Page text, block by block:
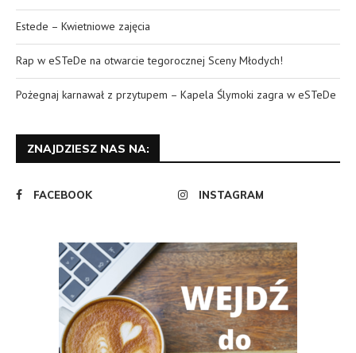
Estede – Kwietniowe zajęcia
Rap w eSTeDe na otwarcie tegorocznej Sceny Młodych!
Pożegnaj karnawał z przytupem – Kapela Ślymoki zagra w eSTeDe
ZNAJDZIESZ NAS NA:
FACEBOOK INSTAGRAM